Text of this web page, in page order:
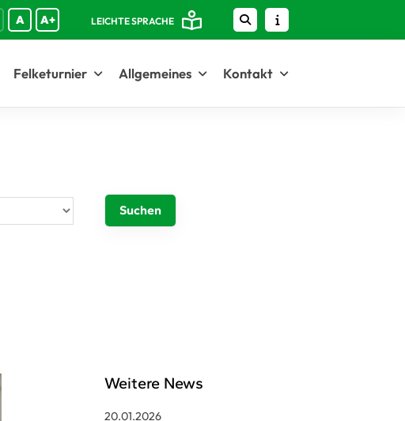
A A+ LEICHTE SPRACHE
Felketurnier Allgemeines Kontakt
Weitere News
20.01.2026